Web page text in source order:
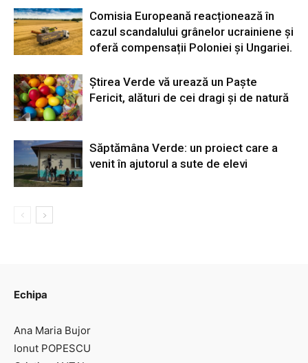
Comisia Europeană reacționează în
cazul scandalului grânelor ucrainiene și
oferă compensații Poloniei și Ungariei.
Știrea Verde vă urează un Paște
Fericit, alături de cei dragi și de natură
Săptămâna Verde: un proiect care a
venit în ajutorul a sute de elevi
Echipa
Ana Maria Bujor
Ionut POPESCU